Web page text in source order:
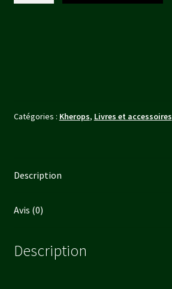
Catégories : Kherops, Livres et accessoires
Description
Avis (0)
Description